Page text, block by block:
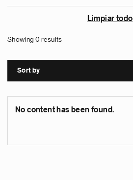
Limpiar todo
Showing 0 results
Sort by
No content has been found.